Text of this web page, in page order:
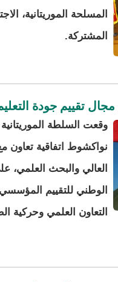
المسلحة الموريتانية،
المشتركة.
تقييم جودة
وقعت السلطة
نواكشوط اتفاقية تعاون
العالي والبحث
الوطني للتقييم
التعاون العلمي وحركية